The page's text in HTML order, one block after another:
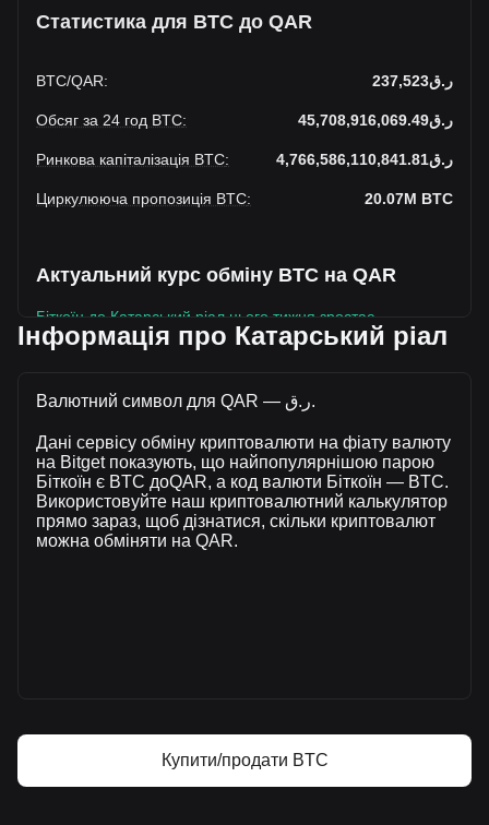
Статистика для BTC до QAR
BTC/QAR: ر.ق237,523
Обсяг за 24 год BTC: ر.ق45,708,916,069.49
Ринкова капіталізація BTC: ر.ق4,766,586,110,841.81
Циркулююча пропозиція BTC: 20.07M BTC
Актуальний курс обміну BTC на QAR
Біткоїн до Катарський ріал цього тижня зростає.
Поточна ринкова ціна Біткоїн становить ر.ق237,523 за
ر.ق4,766,586,110,841.81 QAR , розрахована на основі
останні 24 години обсяг торгівлі Біткоїн впав на -18.23%
(ر.ق-10,189,293,298.16 QAR). Минулого торгового дня
обсяг торгівлі BTC склав ر.ق55,898,209,367.65.
Більше інформації про Біткоїн на Bitget
Інформація про Катарський ріал
Валютний символ для QAR — ر.ق.
Дані сервісу обміну криптовалюти на фіату валюту
на Bitget показують, що найпопулярнішою парою
Біткоїн є BTC доQAR, а код валюти Біткоїн — BTC.
Використовуйте наш криптовалютний калькулятор
прямо зараз, щоб дізнатися, скільки криптовалют
можна обміняти на QAR.
Купити/продати BTC